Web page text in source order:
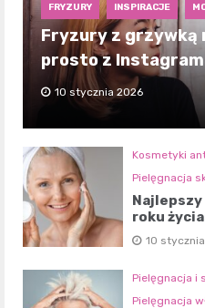
FRYZURY INSPIRACJE
Fryzury z grzywką
prosto z
10 stycznia 2026
Kosmetyki
Pielęgnacja
roku
10
Pielęgnacja i
Pielęgnacja